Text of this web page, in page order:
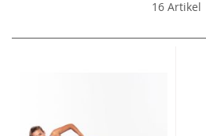
16Artikel